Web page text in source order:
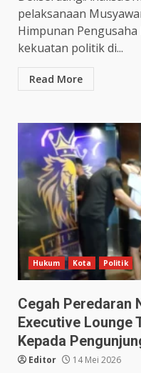
pelaksanaan
Himpunan
kekuatan politik di...
Read More
Hukum Kota Politik
Cegah Peredaran
Executive Lounge
Kepada
Editor 14 Mei 2026